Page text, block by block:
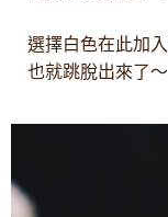
選擇白色在此加
也就跳脫出來了〜